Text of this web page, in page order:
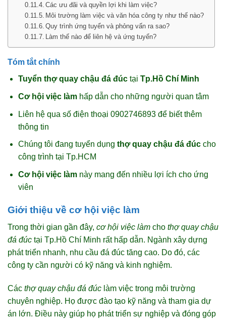
Các ưu đãi và quyền lợi khi làm việc?
Môi trường làm việc và văn hóa công ty như thế nào?
Quy trình ứng tuyển và phỏng vấn ra sao?
Làm thế nào để liên hệ và ứng tuyển?
Tóm tắt chính
Tuyển thợ quay chậu đá đúctại Tp.Hồ Chí Minh
Cơ hội việc làmhấp dẫn cho những người quan tâm
Liên hệ qua số điện thoại 0902746893 để biết thêm
thông tin
Chúng tôi đang tuyển dụng thợ quay chậu đá đúccho
công trình tại Tp.HCM
Cơ hội việc làmnày mang đến nhiều lợi ích cho ứng
viên
Giới thiệu về cơ hội việc làm
Trong thời gian gần đây, cơ hội việc làm cho thợ quay chậu
đá đúc tại Tp.Hồ Chí Minh rất hấp dẫn. Ngành xây dựng
phát triển nhanh, nhu cầu đá đúc tăng cao. Do đó, các
công ty cần người có kỹ năng và kinh nghiệm.
Các thợ quay chậu đá đúc làm việc trong môi trường
chuyên nghiệp. Họ được đào tạo kỹ năng và tham gia dự
án lớn. Điều này giúp họ phát triển sự nghiệp và đóng góp